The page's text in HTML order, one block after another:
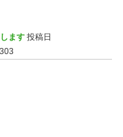
ます 投稿日